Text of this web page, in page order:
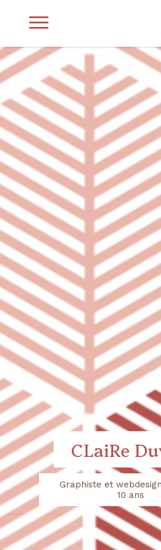
CLaiRe
Graphiste et
10 ans